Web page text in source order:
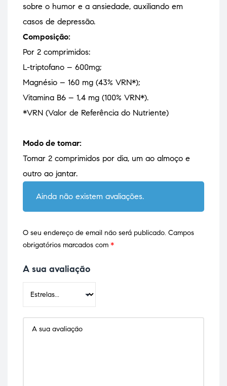
sobre o humor e a ansiedade, auxiliando em
casos de depressão.
Composição:
Por 2 comprimidos:
L-triptofano – 600mg;
Magnésio – 160 mg (43% VRN*);
Vitamina B6 – 1,4 mg (100% VRN*).
*VRN (Valor de Referência do Nutriente)
Modo de tomar:
Tomar 2 comprimidos por dia, um ao almoço e
outro ao jantar.
Ainda não existem avaliações.
O seu endereço de email não será publicado. Campos
obrigatórios marcados com *
A sua avaliação